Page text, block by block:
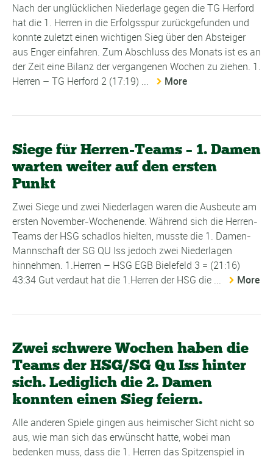
Nach der unglücklichen Niederlage gegen die TG Herford
hat die 1. Herren in die Erfolgsspur zurückgefunden und
konnte zuletzt einen wichtigen Sieg über den Absteiger
aus Enger einfahren. Zum Abschluss des Monats ist es an
der Zeit eine Bilanz der vergangenen Wochen zu ziehen. 1.
Herren – TG Herford 2 (17:19) ...
More
Siege für Herren-Teams – 1. Damen
warten weiter auf den ersten
Punkt
Zwei Siege und zwei Niederlagen waren die Ausbeute am
ersten November-Wochenende. Während sich die Herren-
Teams der HSG schadlos hielten, musste die 1. Damen-
Mannschaft der SG QU Iss jedoch zwei Niederlagen
hinnehmen. 1.Herren – HSG EGB Bielefeld 3 = (21:16)
43:34 Gut verdaut hat die 1.Herren der HSG die ...
More
Zwei schwere Wochen haben die
Teams der HSG/SG Qu Iss hinter
sich. Lediglich die 2. Damen
konnten einen Sieg feiern.
Alle anderen Spiele gingen aus heimischer Sicht nicht so
aus, wie man sich das erwünscht hatte, wobei man
bedenken muss, dass die 1. Herren das Spitzenspiel in